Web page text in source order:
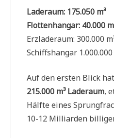
Laderaum: 175.050 m³
Flottenhangar: 40.000
Erzladeraum: 300.000
Schiffshangar 1.000.000
Auf den ersten Blick
215.000 m³ Laderaum,
Hälfte eines
10-12 Milliarden